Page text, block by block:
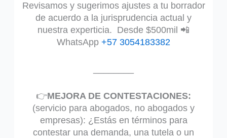
Revisamos y sugerimos ajustes a tu borrador
de acuerdo a la jurisprudencia actual y
nuestra experticia. Desde $500mil 📲
WhatsApp +57 3054183382
👉MEJORA DE CONTESTACIONES:
(servicio para abogados, no abogados y
empresas): ¿Estás en términos para
contestar una demanda, una tutela o un